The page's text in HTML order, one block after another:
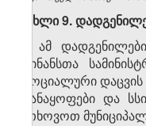
მუხლი 9.
1. ამ
ფინანსთა
სოციალური
დანაყოფები და
ეთხოვოთ